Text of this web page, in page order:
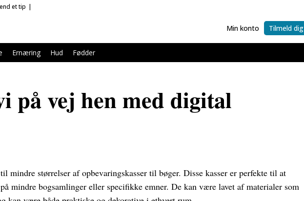
et tip
Min konto Tilmeld dig
Ernæring Hud Fødder
på vej hen med digital
mindre størrelser af opbevaringskasser til bøger. Disse kasser er perfekte til at
mindre bogsamlinger eller specifikke emner. De kan være lavet af materialer som